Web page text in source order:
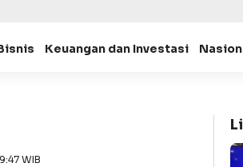
Keuangan dan Investasi
WIB